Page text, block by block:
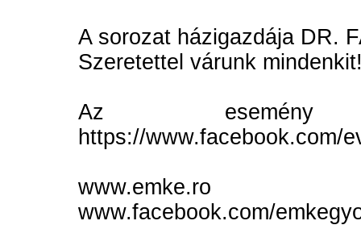
A sorozat házigazdája DR.
Szeretettel várunk
Az esemény
https://www.facebook.com/
www.emke.ro
www.facebook.com/